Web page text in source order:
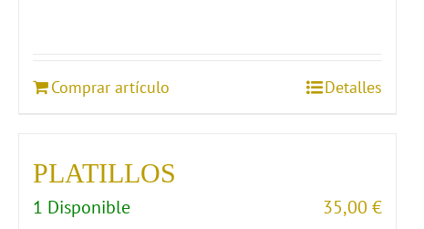
Comprar artículo Detalles
PLATILLOS
1 Disponible 35,00 €